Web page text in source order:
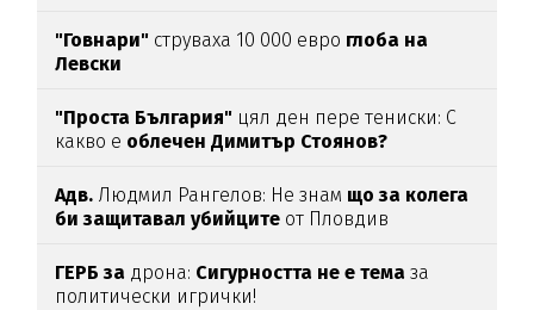
"Говнари" струваха 10 000 евро глоба на
Левски
"Проста България" цял ден пере тениски: С
какво е облечен Димитър Стоянов?
Адв. Людмил Рангелов: Не знам що за колега
би защитавал убийците от Пловдив
ГЕРБ за дрона: Сигурността не е темаза
политически игрички!